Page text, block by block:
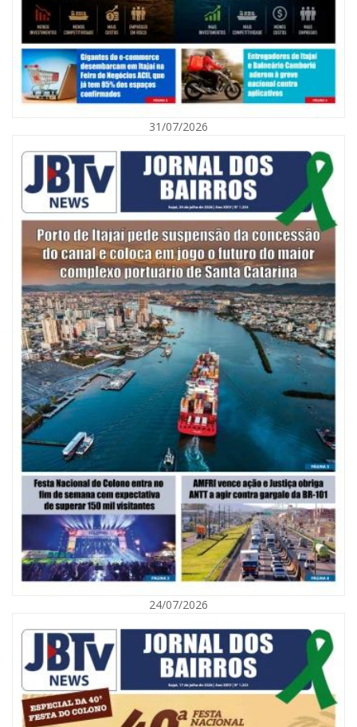
Defesa Civil de Itajaí alerta para chuva, ventos fortes e queda de
temperatura
ITAJAÍ
06/08/2026 | 10:02
Audiência pública debate Programa Municipal de Habitação de Interesse
Social em Itajaí
31/07/2026
24/07/2026